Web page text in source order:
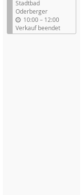
Stadtbad
Oderberger
10:00 –b
i
s
12:00
Verkauf beendet